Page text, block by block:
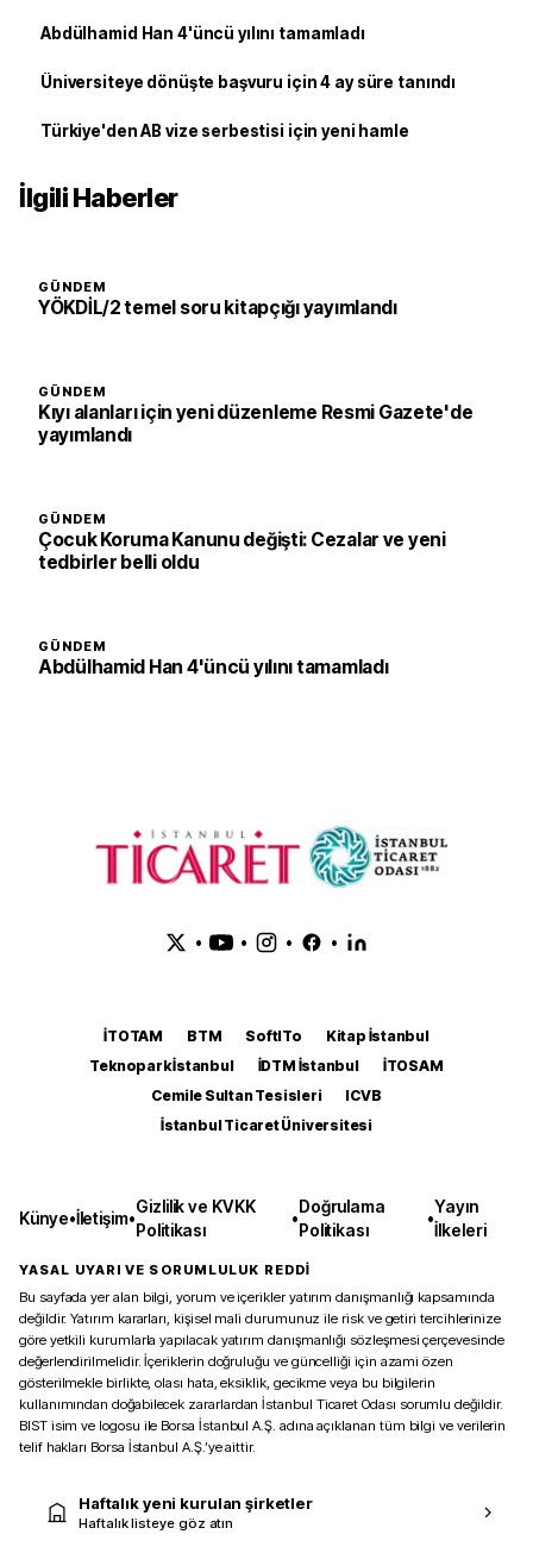
Abdülhamid Han 4'üncü yılını tamamladı
Üniversiteye dönüşte başvuru için 4 ay süre tanındı
Türkiye'den AB vize serbestisi için yeni hamle
İlgili Haberler
GÜNDEM
YÖKDİL/2 temel soru kitapçığı yayımlandı
GÜNDEM
Kıyı alanları için yeni düzenleme Resmi Gazete'de
yayımlandı
GÜNDEM
Çocuk Koruma Kanunu değişti: Cezalar ve yeni
tedbirler belli oldu
GÜNDEM
Abdülhamid Han 4'üncü yılını tamamladı
• • • •
İTOTAM BTM SoftITo
Kitap İstanbul
Teknopark İstanbul
İDTM İstanbul
İTOSAM
Cemile Sultan Tesisleri
ICVB
İstanbul Ticaret Üniversitesi
Künye•İletişim•
Gizlilik ve KVKK
Politikası
•
Doğrulama
Politikası
•
Yayın
İlkeleri
YASAL UYARI VE SORUMLULUK REDDİ
Bu sayfada yer alan bilgi, yorum ve içerikler yatırım danışmanlığı kapsamında
değildir. Yatırım kararları, kişisel mali durumunuz ile risk ve getiri tercihlerinize
göre yetkili kurumlarla yapılacak yatırım danışmanlığı sözleşmesi çerçevesinde
değerlendirilmelidir. İçeriklerin doğruluğu ve güncelliği için azami özen
gösterilmekle birlikte, olası hata, eksiklik, gecikme veya bu bilgilerin
kullanımından doğabilecek zararlardan İstanbul Ticaret Odası sorumlu değildir.
BIST isim ve logosu ile Borsa İstanbul A.Ş. adına açıklanan tüm bilgi ve verilerin
telif hakları Borsa İstanbul A.Ş.’ye aittir.
Haftalık yeni kurulan şirketler
Haftalık listeye göz atın